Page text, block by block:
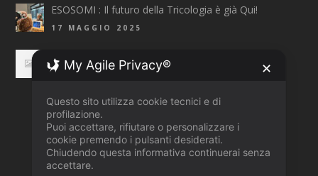
ESOSOMI : Il futuro della Tricologia è già Qui!
17 MAGGIO 2025
Top Fashion Trends 2025 Primavera/Estate
3 APRILE 2025
My Agile Privacy® ✕
Questo sito utilizza cookie tecnici e di
profilazione.
Puoi accettare, rifiutare o personalizzare i
cookie premendo i pulsanti desiderati.
Chiudendo questa informativa continuerai senza
accettare.